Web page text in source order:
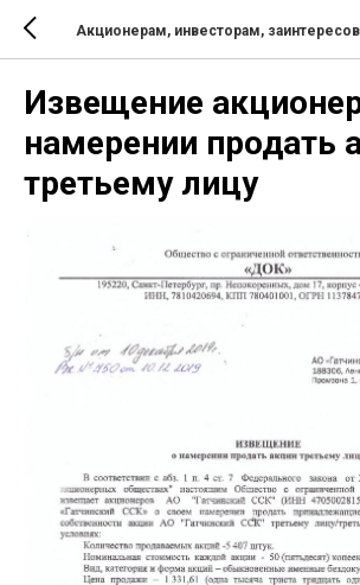
Акционерам, инвесторам,
Извещение
намерении продать
третьему лицу